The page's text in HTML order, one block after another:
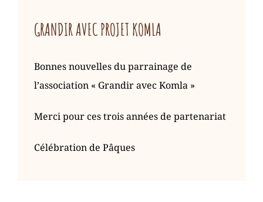
GRANDIR AVEC PROJET KOMLA
Bonnes nouvelles du parrainage de
l’association « Grandir avec Komla »
Merci pour ces trois années de partenariat
Célébration de Pâques